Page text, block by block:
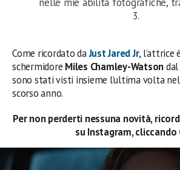
3.
Come ricordato daJust Jared Jr, l’attrice
schermidore Miles Chamley-Watson
sono stati visti insieme l’ultima volta
scorso anno.
Per non perderti nessuna novità,
su Instagram, cliccando